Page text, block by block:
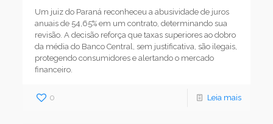
Um juiz do Paraná reconheceu a abusividade de juros
anuais de 54,65% em um contrato, determinando sua
revisão. A decisão reforça que taxas superiores ao dobro
da média do Banco Central, sem justificativa, são ilegais,
protegendo consumidores e alertando o mercado
financeiro.
0 Leia mais